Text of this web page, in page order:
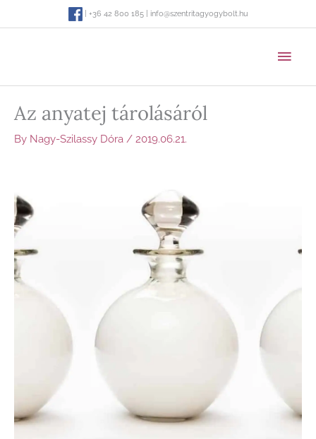
| +36 42 800 185 | info@szentritagyogybolt.hu
Az anyatej tárolásáról
By Nagy-Szilassy Dóra / 2019.06.21.